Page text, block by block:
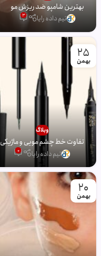
بهترین شامپو ضد ریزش مو
تیم داده رایا 3
25
بهمن
وبلاگ
تفاوت خط چشم مویی و ماژیکی
تیم داده رایا 0
20
بهمن